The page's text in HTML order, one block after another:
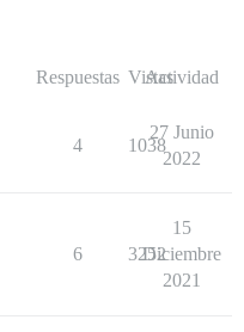
Respuestas Vistas
Actividad
4 1038
27 Junio
2022
6 3252
15
Diciembre
2021